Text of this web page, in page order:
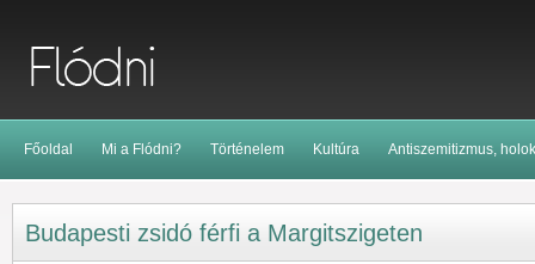
Főoldal Mi a Flódni? Történelem Kultúra Antiszemitizmus,
Budapesti zsidó férfi a Margitszigeten